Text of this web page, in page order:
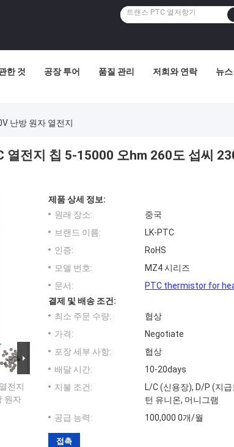
한 것 공장 투어 품질 관리 저희와 연락 뉴스
난방 원자 열전지
열전지 칩 5-15000 오hm 260도 섭씨
전지
원자
제품 상세 정보:
원래 장소:
중국
브랜드 이름:
LK-PTC
인증:
RoHS
모델 번호:
MZ4 시리즈
문서:
PTC thermistor for
결제 및 배송 조건:
최소 주문 수량:
협상
가격:
Negotiate
포장 세부 사항:
협상
배달 시간:
10-20days
지불 조건:
L/C (신용장), D/P (지
턴 유니온, 머니그램
공급 능력:
100,000 0개/월
접촉